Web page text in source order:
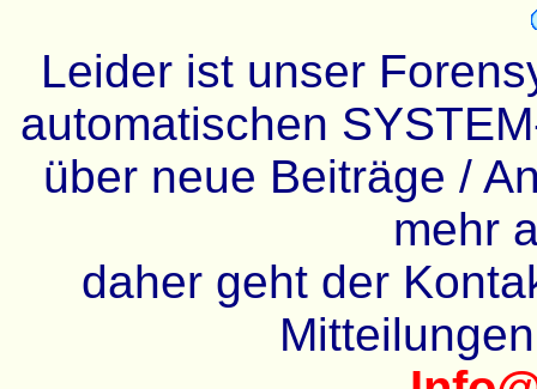
Leider ist unser
automatischen
über neue Beiträge /
mehr
daher geht der